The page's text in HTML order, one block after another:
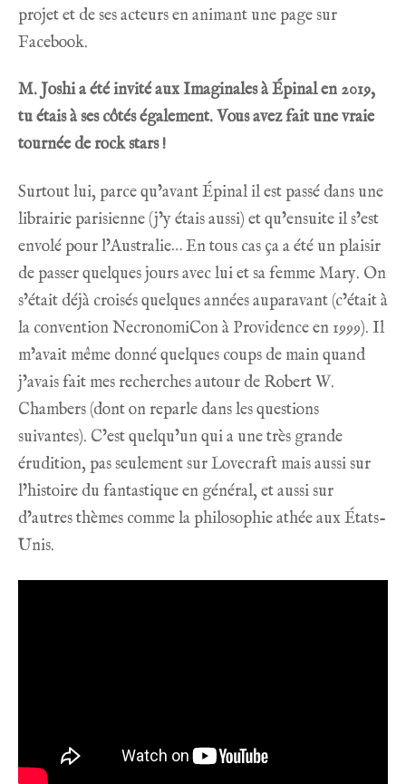
projet et de ses acteurs en animant une page sur
Facebook.
M. Joshi a été invité aux Imaginales à Épinal en 2019,
tu étais à ses côtés également. Vous avez fait une vraie
tournée de rock stars !
Surtout lui, parce qu’avant Épinal il est passé dans une
librairie parisienne (j’y étais aussi) et qu’ensuite il s’est
envolé pour l’Australie… En tous cas ça a été un plaisir
de passer quelques jours avec lui et sa femme Mary. On
s’était déjà croisés quelques années auparavant (c’était à
la convention NecronomiCon à Providence en 1999). Il
m’avait même donné quelques coups de main quand
j’avais fait mes recherches autour de Robert W.
Chambers (dont on reparle dans les questions
suivantes). C’est quelqu’un qui a une très grande
érudition, pas seulement sur Lovecraft mais aussi sur
l’histoire du fantastique en général, et aussi sur
d’autres thèmes comme la philosophie athée aux États-
Unis.